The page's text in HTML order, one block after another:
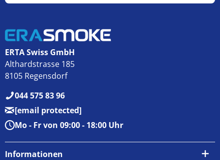
ERTA Swiss GmbH
Althardstrasse 185
8105 Regensdorf
044 575 83 96
[email protected]
Mo - Fr von 09:00 - 18:00 Uhr
Informationen